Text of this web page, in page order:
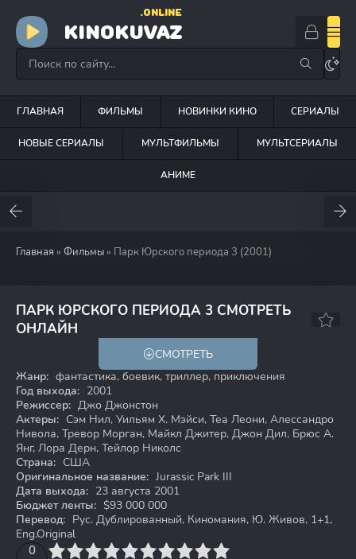
KINOKUVAZ
.ONLINE
ГЛАВНАЯ ФИЛЬМЫ НОВИНКИ КИНО СЕРИАЛЫ
НОВЫЕ СЕРИАЛЫ МУЛЬТФИЛЬМЫ МУЛЬТСЕРИАЛЫ
АНИМЕ
Главная » Фильмы » Парк Юрского периода 3 (2001)
ПАРК ЮРСКОГО ПЕРИОДА 3 СМОТРЕТЬ
ОНЛАЙН
60
СМОТРЕТЬ
Жанр: фантастика, боевик, триллер, приключения
Год выхода: 2001
Режиссер: Джо Джонстон
Актеры: Сэм Нил, Уильям Х. Мэйси, Теа Леони, Алессандро
Нивола, Тревор Морган, Майкл Джитер, Джон Дил, Брюс А.
Янг, Лора Дерн, Тейлор Николс
Страна: США
Оригинальное название: Jurassic Park III
Дата выхода: 23 августа 2001
Бюджет ленты: $93 000 000
Перевод: Рус. Дублированный, Киномания, Ю. Живов, 1+1,
Eng.Original
0
4 6 7 8 9 10